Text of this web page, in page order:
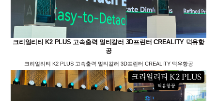
크리얼리티 K2 PLUS 고속출력 멀티칼러 3D프린터 CREALITY 덕유항
공
크리얼리티 K2 PLUS 고속출력 멀티칼러 3D프린터 CREALITY 덕유항공